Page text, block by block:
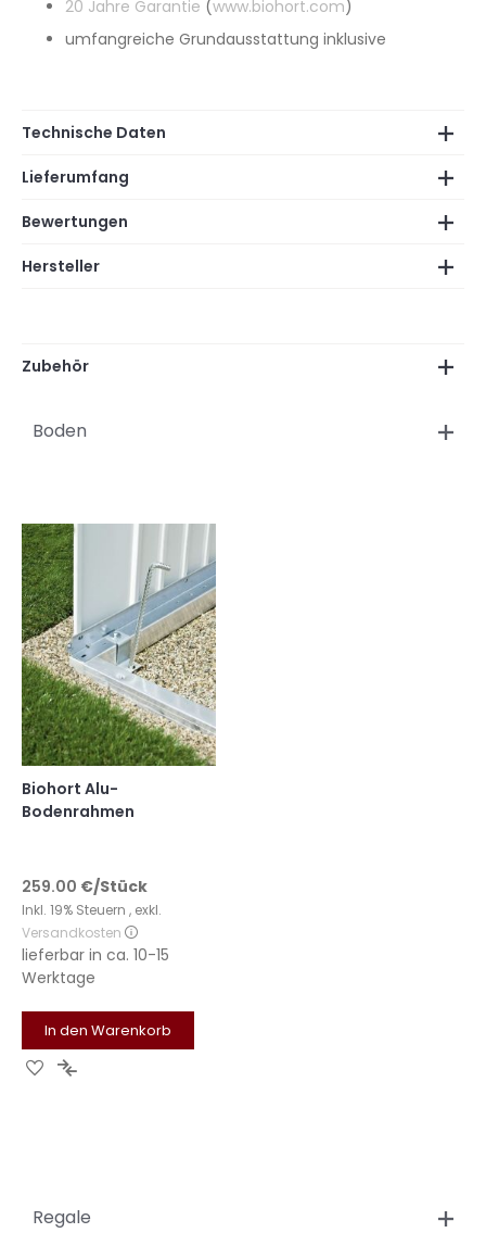
20 Jahre Garantie (www.biohort.com)
umfangreiche Grundausstattung inklusive
Technische Daten
Lieferumfang
Bewertungen
Hersteller
Zubehör
Boden
Biohort Alu-
Bodenrahmen
259.00 €/Stück
Inkl. 19% Steuern , exkl.
Versandkosten
lieferbar in ca. 10-15
Werktage
In den Warenkorb
Zur Zur
Regale